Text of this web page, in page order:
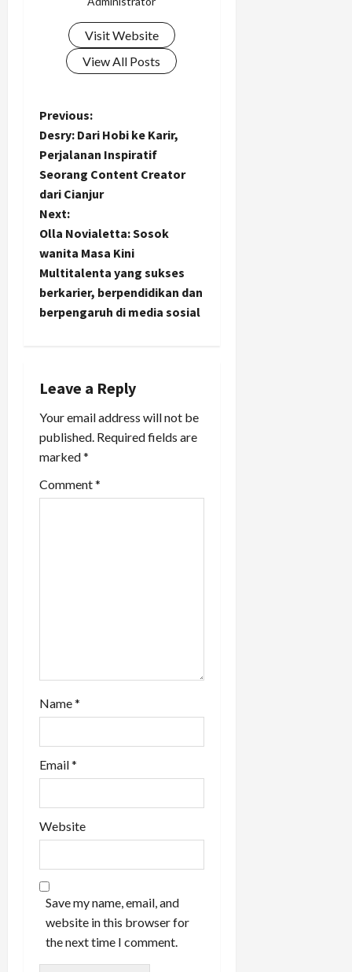
Visit Website
View All Posts
P
o
s
t
n
a
v
g
a
t
i
Previous:
Desry: Dari Hobi ke Karir,
Perjalanan Inspiratif
Seorang Content Creator
dari Cianjur
Next:
Olla Novialetta: Sosok
wanita Masa Kini
Multitalenta yang sukses
berkarier, berpendidikan dan
berpengaruh di media sosial
Leave a Reply
Your email address will not be
published. Required fields are
marked*
Comment*
Name*
Email*
Website
Save my name, email, and
website in this browser for
the next time I comment.